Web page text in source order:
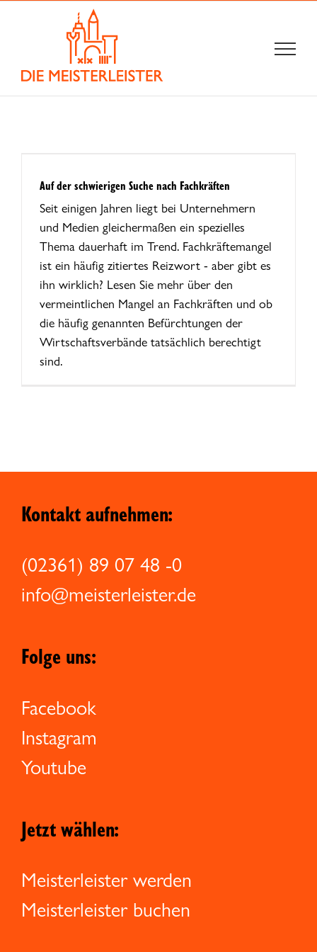
Auf der schwierigen Suche nach Fachkräften
Seit einigen Jahren liegt bei Unternehmern
und Medien gleichermaßen ein spezielles
Thema dauerhaft im Trend. Fachkräftemangel
ist ein häufig zitiertes Reizwort - aber gibt es
ihn wirklich? Lesen Sie mehr über den
vermeintlichen Mangel an Fachkräften und ob
die häufig genannten Befürchtungen der
Wirtschaftsverbände tatsächlich berechtigt
sind.
Kontakt aufnehmen:
(02361) 89 07 48 -0
info@meisterleister.de
Folge uns:
Facebook
Instagram
Youtube
Jetzt wählen:
Meisterleister werden
Meisterleister buchen